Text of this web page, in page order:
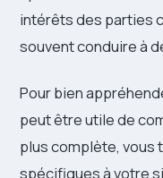
intérêts des parties
souvent conduire à
Pour bien
peut être utile de
plus complète, vous
spécifiques à votre